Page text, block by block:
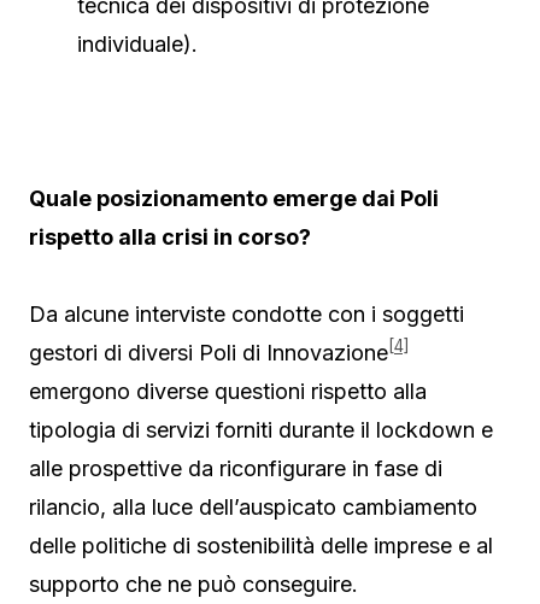
individuale).
Quale posizionamento emerge dai Poli
rispetto alla crisi in corso?
Da alcune interviste condotte con i soggetti
gestori di diversi Poli di Innovazione[4]
emergono diverse questioni rispetto alla
tipologia di servizi forniti durante il lockdown e
alle prospettive da riconfigurare in fase di
rilancio, alla luce dell’auspicato cambiamento
delle politiche di sostenibilità delle imprese e al
supporto che ne può conseguire.